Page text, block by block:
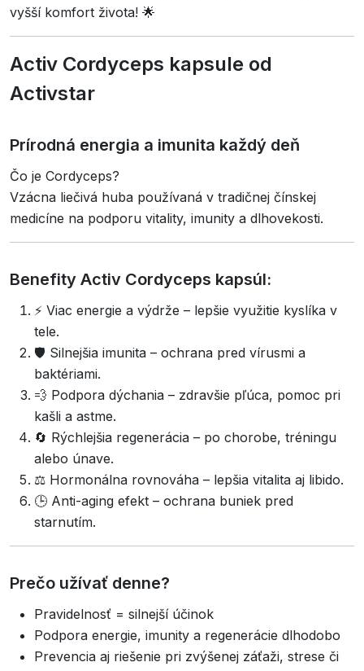
vyšší komfort života! 🌟
Activ Cordyceps kapsule od
Activstar
Prírodná energia a imunita každý deň
Čo je Cordyceps?
Vzácna liečivá huba používaná v tradičnej čínskej
medicíne na podporu vitality, imunity a dlhovekosti.
Benefity Activ Cordyceps kapsúl:
⚡ Viac energie a výdrže – lepšie využitie kyslíka v
tele.
🛡 Silnejšia imunita – ochrana pred vírusmi a
baktériami.
💨 Podpora dýchania – zdravšie pľúca, pomoc pri
kašli a astme.
🔄 Rýchlejšia regenerácia – po chorobe, tréningu
alebo únave.
⚖ Hormonálna rovnováha – lepšia vitalita aj libido.
🕒 Anti-aging efekt – ochrana buniek pred
starnutím.
Prečo užívať denne?
Pravidelnosť = silnejší účinok
Podpora energie, imunity a regenerácie dlhodobo
Prevencia aj riešenie pri zvýšenej záťaži, strese či